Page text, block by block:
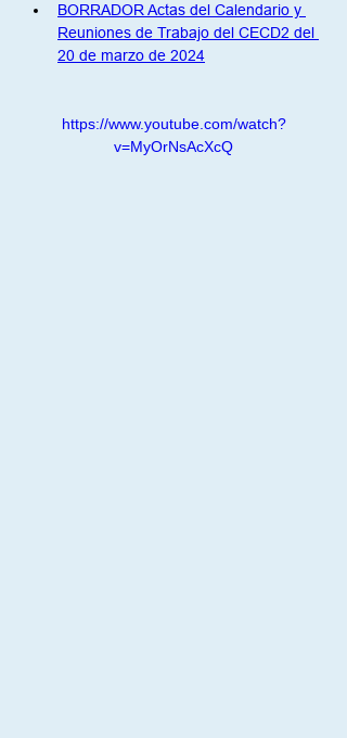
BORRADOR Actas del Calendario y
Reuniones de Trabajo del CECD2 del
20 de marzo de 2024
https://www.youtube.com/watch?
v=MyOrNsAcXcQ